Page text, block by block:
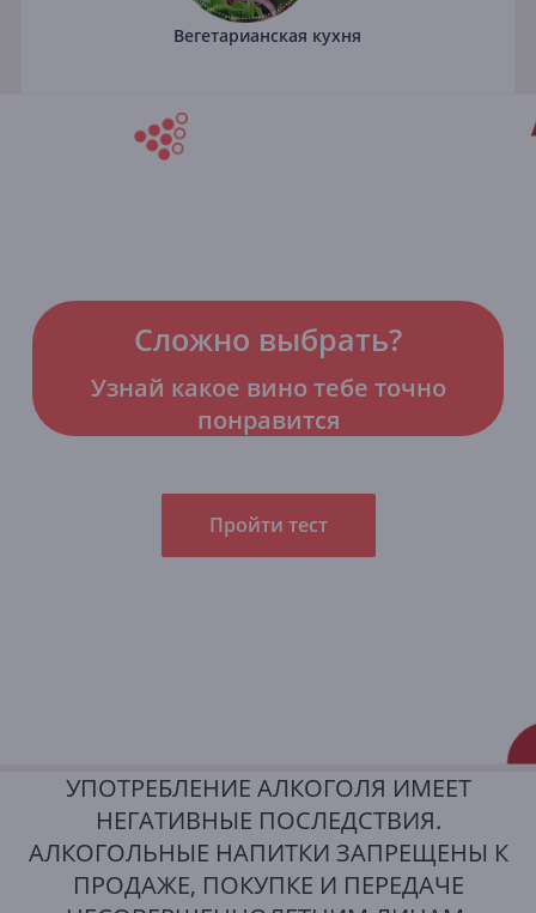
Вегетарианская кухня
Сложно выбрать?
Узнай какое вино тебе точно
понравится
Пройти тест
УПОТРЕБЛЕНИЕ АЛКОГОЛЯ ИМЕЕТ
НЕГАТИВНЫЕ ПОСЛЕДСТВИЯ.
АЛКОГОЛЬНЫЕ НАПИТКИ ЗАПРЕЩЕНЫ К
ПРОДАЖЕ, ПОКУПКЕ И ПЕРЕДАЧЕ